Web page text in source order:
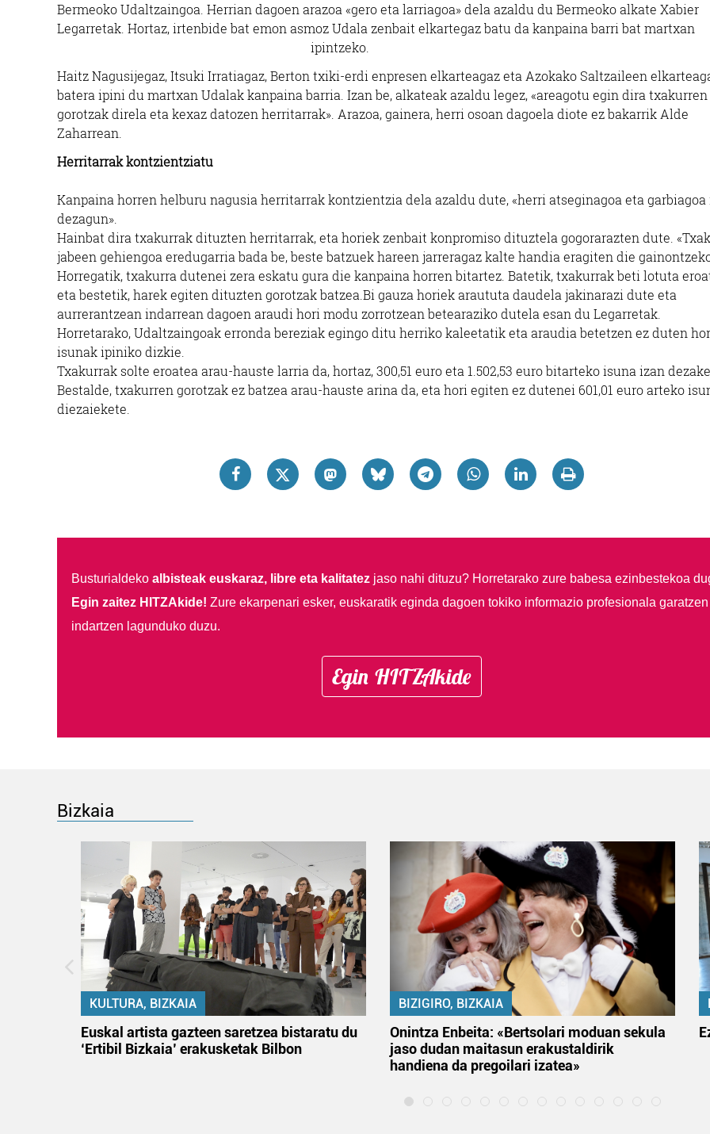
Bermeoko Udaltzaingoa. Herrian dagoen arazoa «gero eta larriagoa» dela azaldu du Bermeoko alkate Xabier
Legarretak. Hortaz, irtenbide bat emon asmoz Udala zenbait elkartegaz batu da kanpaina barri bat martxan
ipintzeko.
Haitz Nagusijegaz, Itsuki Irratiagaz, Berton txiki-erdi enpresen elkarteagaz eta Azokako Saltzaileen
batera ipini du martxan Udalak kanpaina barria. Izan be, alkateak azaldu legez, «areagotu egin dira txakurren
gorotzak direla eta kexaz datozen herritarrak». Arazoa, gainera, herri osoan dagoela diote ez bakarrik Alde
Zaharrean.
Herritarrak kontzientziatu
Kanpaina horren helburu nagusia herritarrak kontzientzia dela azaldu dute, «herri atseginagoa eta garbiagoa
dezagun».
Hainbat dira txakurrak dituzten herritarrak, eta horiek zenbait konpromiso dituztela gogorarazten dute.
jabeen gehiengoa eredugarria bada be, beste batzuek hareen jarreragaz kalte handia eragiten die
Horregatik, txakurra dutenei zera eskatu gura die kanpaina horren bitartez. Batetik, txakurrak beti lotuta
eta bestetik, harek egiten dituzten gorotzak batzea.Bi gauza horiek araututa daudela jakinarazi dute eta
aurrerantzean indarrean dagoen araudi hori modu zorrotzean betearaziko dutela esan du Legarretak.
Horretarako, Udaltzaingoak erronda bereziak egingo ditu herriko kaleetatik eta araudia betetzen ez duten
isunak ipiniko dizkie.
Txakurrak solte eroatea arau-hauste larria da, hortaz, 300,51 euro eta 1.502,53 euro bitarteko isuna izan dezake.
Bestalde, txakurren gorotzak ez batzea arau-hauste arina da, eta hori egiten ez dutenei 601,01 euro arteko
diezaiekete.
Busturialdeko albisteak euskaraz, libre eta kalitatezjaso nahi dituzu? Horretarako zure babesa ezinbestekoa
Egin zaitez HITZAkide! Zure ekarpenari esker, euskaratik eginda dagoen tokiko informazio profesionala garatzen
indartzen lagunduko duzu.
Egin HITZAkide
Bizkaia
KULTURA, BIZKAIA
Euskal artista gazteen saretzea bistaratu du
‘Ertibil Bizkaia’ erakusketak Bilbon
BIZIGIRO, BIZKAIA
Onintza Enbeita: «Bertsolari moduan sekula
jaso dudan maitasun erakustaldirik
handiena da pregoilari izatea»